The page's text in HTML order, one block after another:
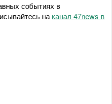
событиях в
на канал 47news в